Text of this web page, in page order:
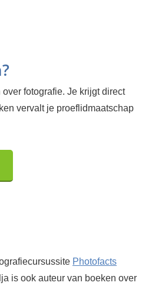
fotografie. Je krijgt direct
vervalt je proeflidmaatschap
Photofacts
is ook auteur van boeken over